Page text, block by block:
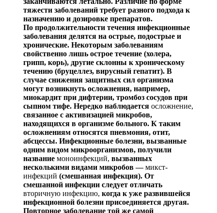
тяжести заболеваний требует разного подхода к
назначению и дозировке препаратов.
По продолжительности течения инфекционные
заболевания делятся на острые, подострые и
хронические. Некоторым заболеваниям
свойственно лишь острое течение (холера,
грипп, корь), другие склонны к хроническому
течению (бруцеллез, вирусный гепатит). В
случае снижения защитных сил организма
могут возникнуть осложнения, например,
миокардит при дифтерии, тромбоз сосудов при
сыпном тифе. Нередко наблюдается осложнение,
связанное с активизацией микробов,
находящихся в организме больного. К таким
осложнениям относятся пневмония, отит,
абсцессы. Инфекционные болезни, вызванные
одним видом микроорганизмов, получили
название моноинфекций, вызванных
несколькими видами микробов —микст-
инфекций (смешанная инфекция). От
смешанной инфекции следует отличать
вторичную инфекцию, когда к уже развившейся
инфекционной болезни присоединяется другая.
Повторное заболевание той же самой